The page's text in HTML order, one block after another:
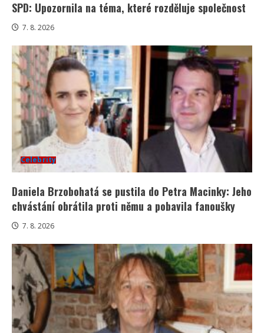
SPD: Upozornila na téma, které rozděluje společnost
7. 8. 2026
Celebrity
Daniela Brzobohatá se pustila do Petra Macinky: Jeho
chvástání obrátila proti němu a pobavila fanoušky
7. 8. 2026